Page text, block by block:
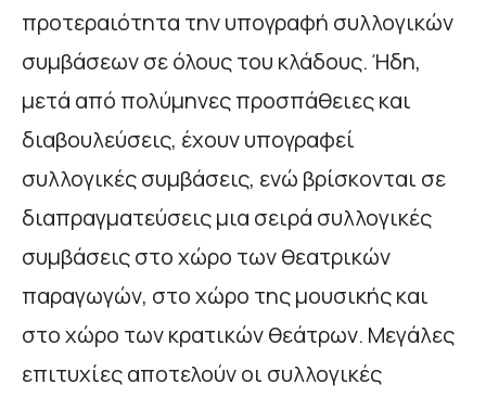
προτεραιότητα την υπογραφή συλλογικών
συμβάσεων σε όλους του κλάδους. Ήδη,
μετά από πολύμηνες προσπάθειες και
διαβουλεύσεις, έχουν υπογραφεί
συλλογικές συμβάσεις, ενώ βρίσκονται σε
διαπραγματεύσεις μια σειρά συλλογικές
συμβάσεις στο χώρο των θεατρικών
παραγωγών, στο χώρο της μουσικής και
στο χώρο των κρατικών θεάτρων. Μεγάλες
επιτυχίες αποτελούν οι συλλογικές